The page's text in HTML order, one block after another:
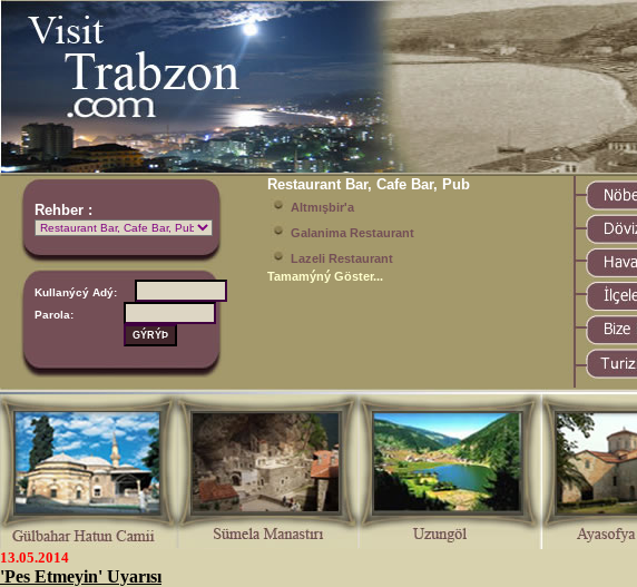
Rehber :
Restaurant Bar, Cafe Bar, Pub
Altmışbir'a
Galanima Restaurant
Lazeli Restaurant
Tamamýný Göster...
Kullanýcý Adý:
Parola:
13.05.2014
'Pes Etmeyin' Uyarısı